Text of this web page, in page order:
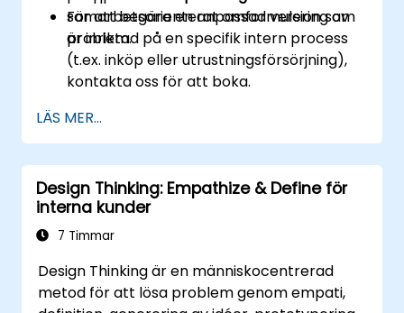
samarbetsorienterat omformulering av
problem.
För att begära en anpassad version som
är inriktad på en specifik intern process
(t.ex. inköp eller utrustningsförsörjning),
kontakta oss för att boka.
LÄS MER...
Design Thinking: Empathize & Define för
interna kunder
7 Timmar
Design Thinking är en människocentrerad
metod för att lösa problem genom empati,